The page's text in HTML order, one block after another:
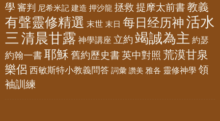
學 審判 尼希米記 建造 押沙龍 拯救 提摩太前書 教義
有聲靈修精選 末世 末日 每日经历神活水
三 清晨甘露 神學講座 立約 竭誠為主 約瑟
約翰一書耶穌 舊約歷史書 英中對照 荒漠甘泉
樂侶 西敏斯特小教義問答 詞彙 讚美 雅各 靈修神學 領
袖訓練